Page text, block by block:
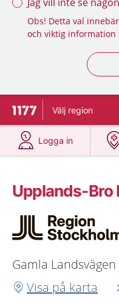
Obs! Detta val
och viktig
Till startsidan för 1177
Välj region
Logga in
på 1177.se
Upplands-Bro
Gamla
Visa på karta